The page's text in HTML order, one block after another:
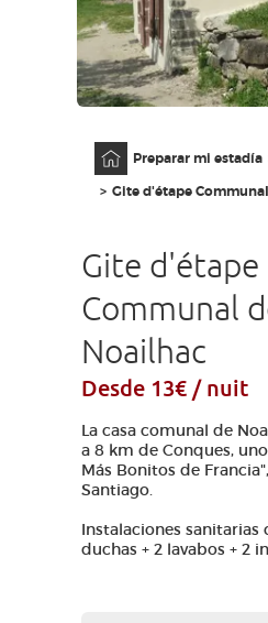
ES
Preparar mi estadía
Gite d'étape
Gite d'étape
Communal
Noailhac
Desde 13€ / nuit
La casa comunal de
a 8 km de Conques,
Más Bonitos de
Santiago.
Instalaciones sanitarias
duchas + 2 lavabos + 2